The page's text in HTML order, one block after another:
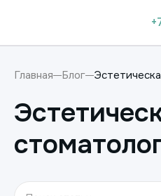
Главная Блог